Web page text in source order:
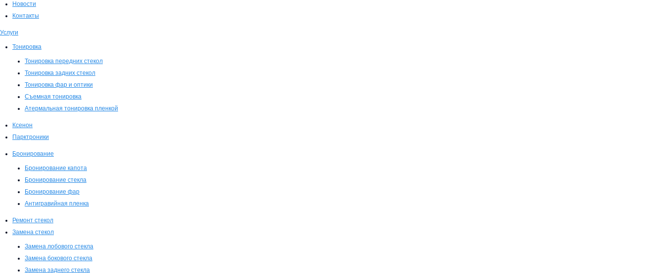
Новости
Контакты
Услуги
Тонировка
Тонировка передних стекол
Тонировка задних стекол
Тонировка фар и оптики
Съемная тонировка
Атермальная тонировка пленкой
Ксенон
Парктроники
Бронирование
Бронирование капота
Бронирование стекла
Бронирование фар
Антигравийная пленка
Ремонт стекол
Замена стекол
Замена лобового стекла
Замена бокового стекла
Замена заднего стекла